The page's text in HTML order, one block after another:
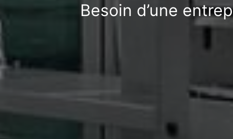
Besoin d’une